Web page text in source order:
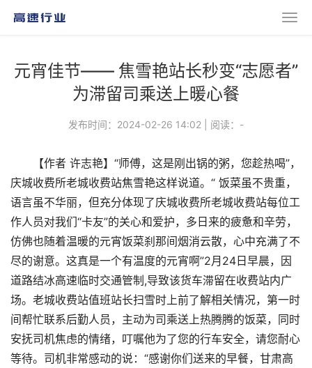
元宵佳节—— 焦雪艳站长秒变“志愿者”
为滞留司乘送上暖心餐
发布时间：2024-02-26 14:02 阅读： -
【作者 许志艳】“师傅，这是刚出锅的粥，您趁热喝”，
庆城收费所老城收费站焦雪艳这样说道。“ 饭菜虽不贵重，
语言虽不华丽，但充分体现了庆城收费所老城收费站每位工
作人员对我们“卡友”的关心和爱护，多日来的疲惫和辛劳，
仿佛也随着温暖的元宵饭菜刹那间烟消云散，心中充满了不
尽的谢意。这真是一个有温度的元宵啊”2月24日早晨，因
道路结冰高速临时交通管制,导致该货车滞留在收费站内广
场。老城收费站值班站长扫雪时上前了解相关情况，第一时
间帮忙联系后勤人员，主动为司乘送上热腾腾的饭菜，同时
安抚司机焦虑的情绪，叮嘱他为了您的行车安全，请您耐心
等待。司机非常感动的说：“感谢你们送来的早餐，甘肃高